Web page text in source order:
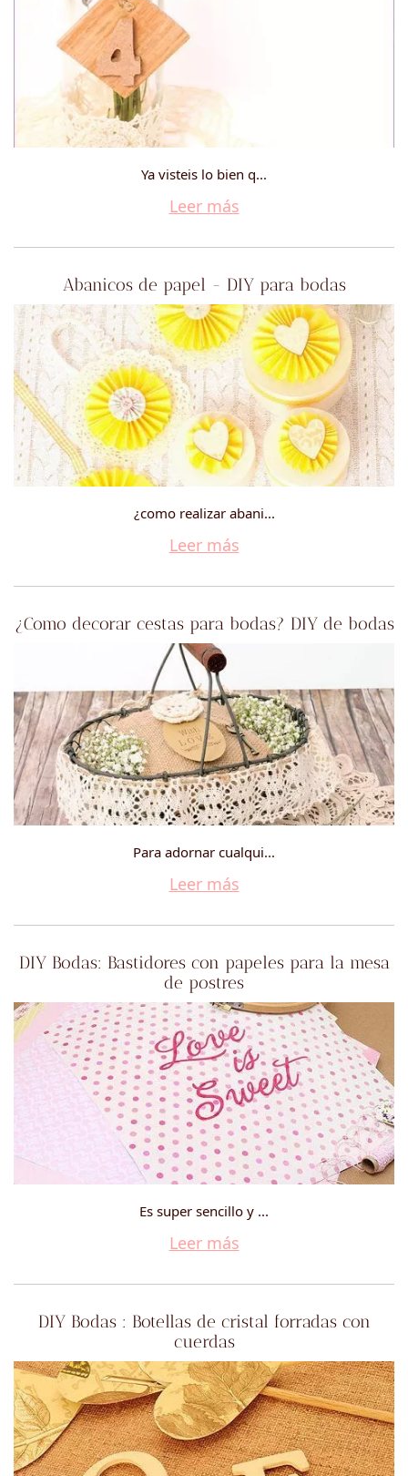
Ya visteis lo bien q...
Leer más
Abanicos de papel - DIY para bodas
¿como realizar abani...
Leer más
¿Como decorar cestas para bodas? DIY de bodas
Para adornar cualqui...
Leer más
DIY Bodas: Bastidores con papeles para la mesa
de postres
Es super sencillo y ...
Leer más
DIY Bodas : Botellas de cristal forradas con
cuerdas